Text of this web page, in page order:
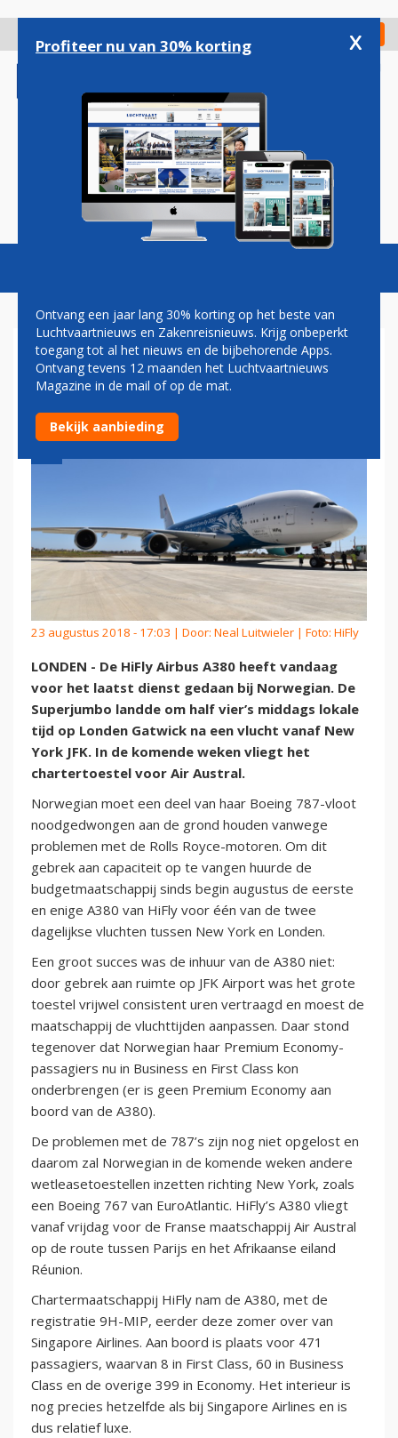
gaan
Check in
Magazine Podcasts Vacatures
NORWEGIAN ZWAAIT AIRBUS
A380 UIT
23 augustus 2018 - 17:03 | Door: Neal Luitwieler | Foto: HiFly
LONDEN - De HiFly Airbus A380 heeft vandaag
voor het laatst dienst gedaan bij Norwegian. De
Superjumbo landde om half vier’s middags lokale
tijd op Londen Gatwick na een vlucht vanaf New
York JFK. In de komende weken vliegt het
chartertoestel voor Air Austral.
Norwegian moet een deel van haar Boeing 787-vloot
noodgedwongen aan de grond houden vanwege
problemen met de Rolls Royce-motoren. Om dit
gebrek aan capaciteit op te vangen huurde de
budgetmaatschappij sinds begin augustus de eerste
en enige A380 van HiFly voor één van de twee
dagelijkse vluchten tussen New York en Londen.
Een groot succes was de inhuur van de A380 niet:
door gebrek aan ruimte op JFK Airport was het grote
toestel vrijwel consistent uren vertraagd en moest de
maatschappij de vluchttijden aanpassen. Daar stond
tegenover dat Norwegian haar Premium Economy-
passagiers nu in Business en First Class kon
onderbrengen (er is geen Premium Economy aan
boord van de A380).
De problemen met de 787’s zijn nog niet opgelost en
daarom zal Norwegian in de komende weken andere
wetleasetoestellen inzetten richting New York, zoals
een Boeing 767 van EuroAtlantic. HiFly’s A380 vliegt
vanaf vrijdag voor de Franse maatschappij Air Austral
op de route tussen Parijs en het Afrikaanse eiland
Réunion.
Chartermaatschappij HiFly nam de A380, met de
registratie 9H-MIP, eerder deze zomer over van
Singapore Airlines. Aan boord is plaats voor 471
passagiers, waarvan 8 in First Class, 60 in Business
Class en de overige 399 in Economy. Het interieur is
nog precies hetzelfde als bij Singapore Airlines en is
dus relatief luxe.
Profiteer nu van 30% korting x
Ontvang een jaar lang 30% korting op het beste van
Luchtvaartnieuws en Zakenreisnieuws. Krijg onbeperkt
toegang tot al het nieuws en de bijbehorende Apps.
Ontvang tevens 12 maanden het Luchtvaartnieuws
Magazine in de mail of op de mat.
Bekijk aanbieding